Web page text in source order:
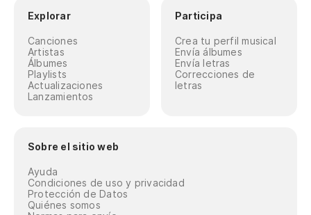
Explorar
Canciones
Artistas
Álbumes
Playlists
Actualizaciones
Lanzamientos
Participa
Crea tu perfil musical
Envía álbumes
Envía letras
Correcciones de
letras
Sobre el sitio web
Ayuda
Condiciones de uso y privacidad
Protección de Datos
Quiénes somos